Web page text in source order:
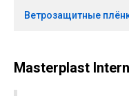
Ветрозащитные
Masterplast